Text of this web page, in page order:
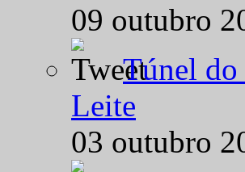
09 outubro
Túnel do
Leite
03 outubro